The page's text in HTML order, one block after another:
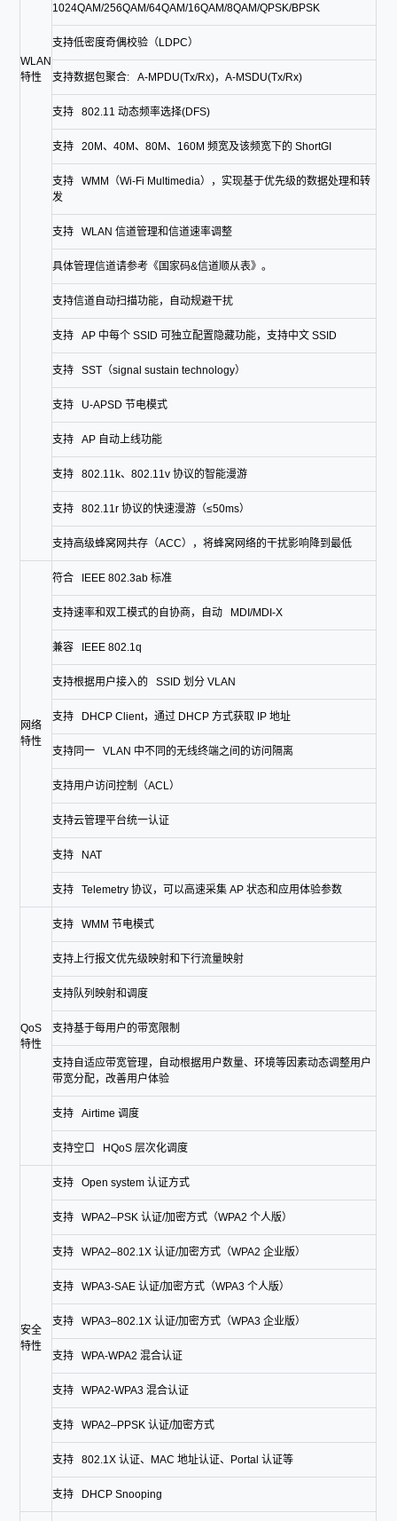
WLAN
特性
1024QAM/256QAM/64QAM/16QAM/8QAM/QPSK/BPSK
支持低密度奇偶校验（LDPC）
支持数据包聚合: A-MPDU(Tx/Rx)，A-MSDU(Tx/Rx)
支持 802.11 动态频率选择(DFS)
支持 20M、40M、80M、160M 频宽及该频宽下的 ShortGI
支持 WMM（Wi-Fi Multimedia），实现基于优先级的数据处理和转
发
支持 WLAN 信道管理和信道速率调整
具体管理信道请参考《国家码&信道顺从表》。
支持信道自动扫描功能，自动规避干扰
支持 AP 中每个 SSID 可独立配置隐藏功能，支持中文 SSID
支持 SST（signal sustain technology）
支持 U-APSD 节电模式
支持 AP 自动上线功能
支持 802.11k、802.11v 协议的智能漫游
支持 802.11r 协议的快速漫游（≤50ms）
支持高级蜂窝网共存（ACC），将蜂窝网络的干扰影响降到最低
网络
特性
符合 IEEE 802.3ab 标准
支持速率和双工模式的自协商，自动 MDI/MDI-X
兼容 IEEE 802.1q
支持根据用户接入的 SSID 划分 VLAN
支持 DHCP Client，通过 DHCP 方式获取 IP 地址
支持同一 VLAN 中不同的无线终端之间的访问隔离
支持用户访问控制（ACL）
支持云管理平台统一认证
支持 NAT
支持 Telemetry 协议，可以高速采集 AP 状态和应用体验参数
QoS
特性
支持 WMM 节电模式
支持上行报文优先级映射和下行流量映射
支持队列映射和调度
支持基于每用户的带宽限制
支持自适应带宽管理，自动根据用户数量、环境等因素动态调整用户
带宽分配，改善用户体验
支持 Airtime 调度
支持空口 HQoS 层次化调度
安全
特性
支持 Open system 认证方式
支持 WPA2–PSK 认证/加密方式（WPA2 个人版）
支持 WPA2–802.1X 认证/加密方式（WPA2 企业版）
支持 WPA3-SAE 认证/加密方式（WPA3 个人版）
支持 WPA3–802.1X 认证/加密方式（WPA3 企业版）
支持 WPA-WPA2 混合认证
支持 WPA2-WPA3 混合认证
支持 WPA2–PPSK 认证/加密方式
支持 802.1X 认证、MAC 地址认证、Portal 认证等
支持 DHCP Snooping